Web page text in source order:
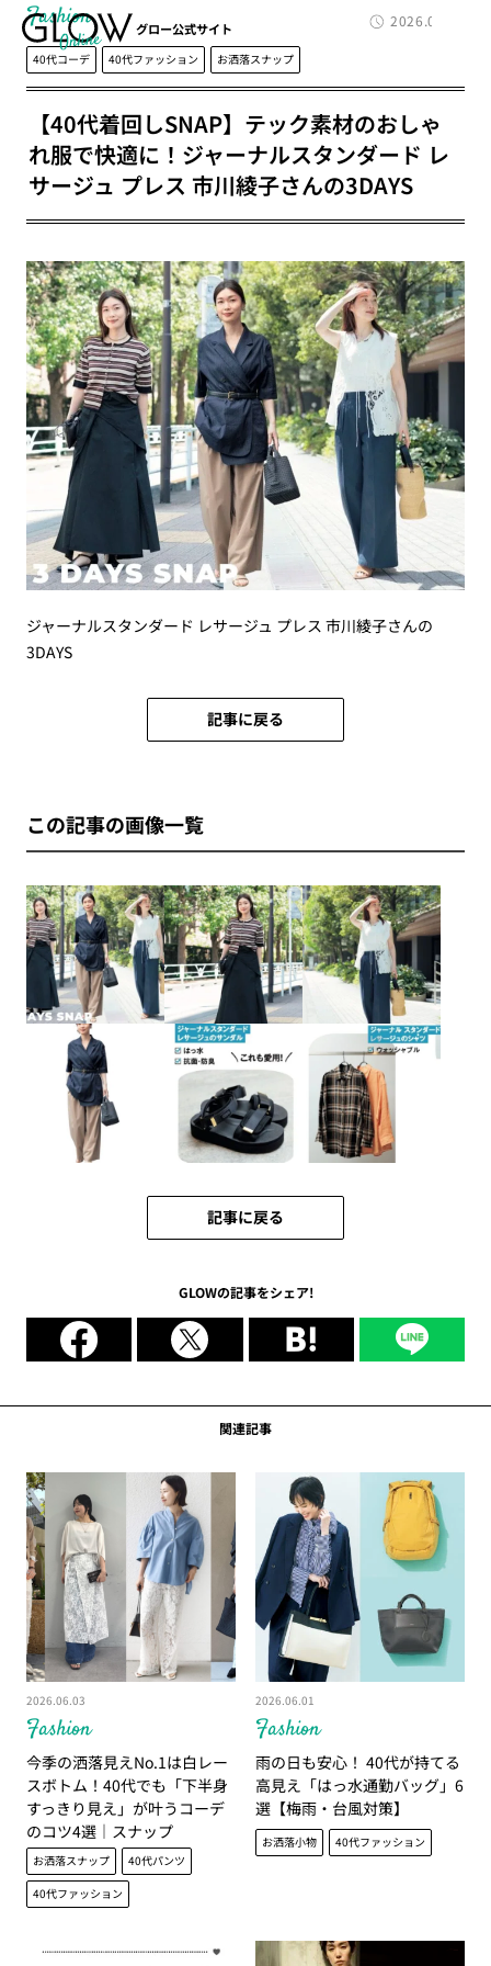
グロー公式サイト 2026.06.02
Fashion
40代コーデ 40代ファッション お洒落スナップ
【40代着回しSNAP】テック素材のおしゃ
れ服で快適に！ジャーナルスタンダード レ
サージュ プレス 市川綾子さんの3DAYS
ジャーナルスタンダード レサージュ プレス 市川綾子さんの
3DAYS
記事に戻る
この記事の画像一覧
記事に戻る
GLOWの記事をシェア!
関連記事
Fashion
2026.06.03
今季の洒落見えNo.1は白レー
スボトム！40代でも「下半身
すっきり見え」が叶うコーデ
のコツ4選｜スナップ
お洒落スナップ
40代パンツ
40代ファッション
Fashion
2026.06.01
雨の日も安心！ 40代が持てる
高見え「はっ水通勤バッグ」6
選【梅雨・台風対策】
お洒落小物 40代ファッション